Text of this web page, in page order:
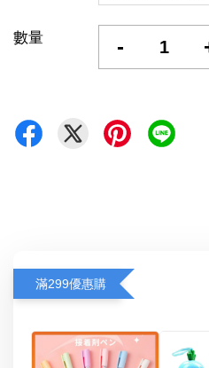
數量 -
滿299優惠購